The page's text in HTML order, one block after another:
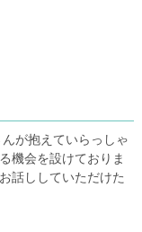
が抱えていらっしゃ
機会を設けておりま
話ししていただけた